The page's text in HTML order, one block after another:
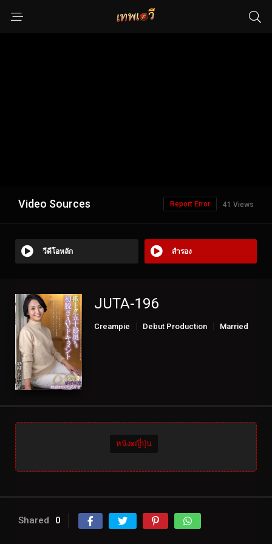
Video Sources 41 Views
Report Error
วีดีโอหลัก สำรอง
JUTA-196
Creampie Debut Production
Married
หนังxญี่ปุ่น
Shared 0